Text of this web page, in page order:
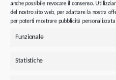
anche possibile revocare il consenso.
del nostro sito web, per adattare la nostra
per poterti mostrare pubblicità
Funzionale
Statistiche
delle prospettive